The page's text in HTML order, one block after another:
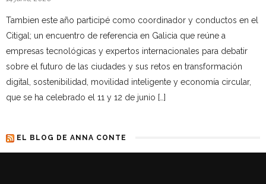
Tambien este año participé como coordinador y conductos en el
Citigal; un encuentro de referencia en Galicia que reúne a
empresas tecnológicas y expertos internacionales para debatir
sobre el futuro de las ciudades y sus retos en transformación
digital, sostenibilidad, movilidad inteligente y economía circular,
que se ha celebrado el 11 y 12 de junio […]
EL BLOG DE ANNA CONTE